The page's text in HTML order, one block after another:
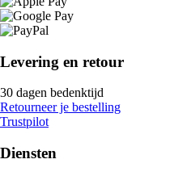
Levering en retour
30 dagen bedenktijd
Retourneer je bestelling
Trustpilot
Diensten